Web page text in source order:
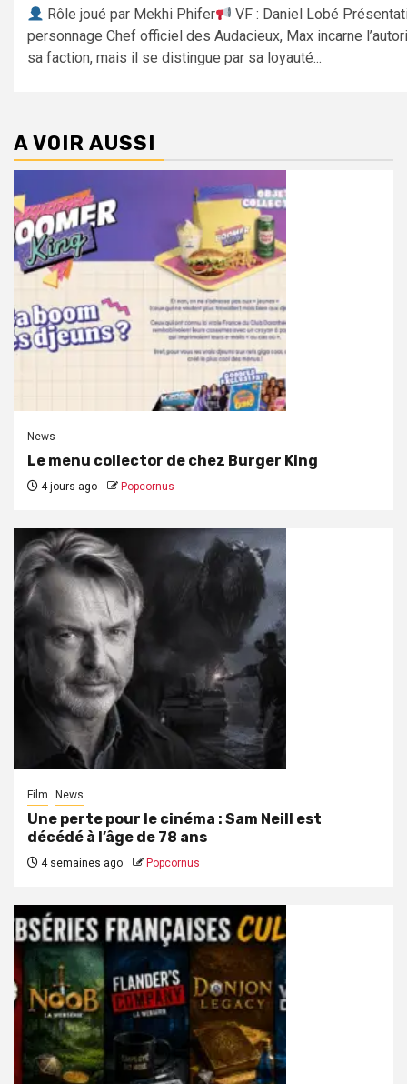
Rôle joué par Mekhi Phifer
VF : Daniel Lobé
personnage Chef officiel des Audacieux, Max incarne
sa faction, mais il se distingue par sa loyauté...
A VOIR AUSSI
News
Le menu collector de chez Burger King
4 jours ago Popcornus
Film News
Une perte pour le cinéma : Sam Neill est
décédé à l’âge de 78 ans
4 semaines ago Popcornus